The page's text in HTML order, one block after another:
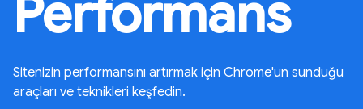
Performans
Sitenizin performansını artırmak için Chrome'un sunduğu
araçları ve teknikleri keşfedin.